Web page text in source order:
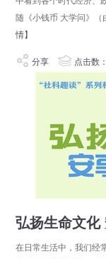
随《小钱币 大学问》（
情】
分享 点击数
弘扬生命文化
在日常生活中，我们经